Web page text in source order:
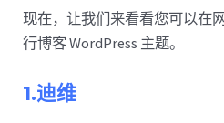
现在，让我们来看看您可以在
行博客 WordPress 主题。
1.迪维